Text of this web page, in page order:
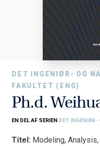
DET INGENIØR- OG
FAKULTET (ENG)
Ph.d.
EN DEL AF SERIEN DET INGENIØR-
Titel: Modeling,